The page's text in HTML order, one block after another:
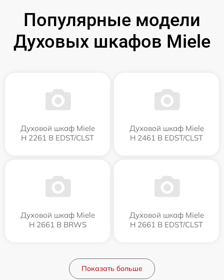
Популярные модели
Духовых шкафов Miele
Духовой шкаф Miele
H 2261 B EDST/CLST
Духовой шкаф Miele
H 2461 B EDST/CLST
Духовой шкаф Miele
H 2661 B BRWS
Духовой шкаф Miele
H 2661 B EDST/CLST
Показать больше